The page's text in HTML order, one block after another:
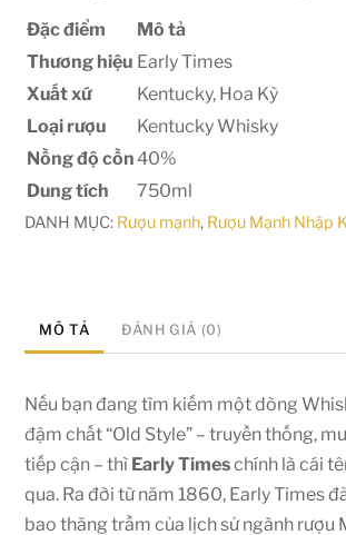
Đặc điểm
Mô tả
Thương hiệu Early Times
Xuất xứ
Kentucky, Hoa Kỳ
Loại rượu
Kentucky Whisky
Nồng độ cồn40%
Dung tích
750ml
DANH MỤC: Rượu mạnh, Rượu Mạnh Nhập
MÔ TẢ ĐÁNH GIÁ (0)
Nếu bạn đang tìm kiếm một dòng
đậm chất “Old Style” – truyền thống,
tiếp cận – thì Early Timeschính là cái
qua. Ra đời từ năm 1860, Early Times
bao thăng trầm của lịch sử ngành rượu